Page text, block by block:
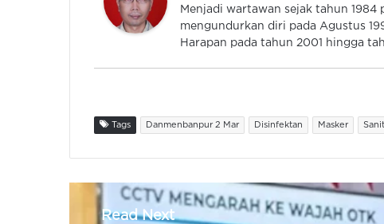
Menjadi wartawan sejak tahun 1984
mengundurkan diri pada Agustus
Harapan pada tahun 2001 hingga
Tags Danmenbanpur 2 Mar Disinfektan Masker
Read Next